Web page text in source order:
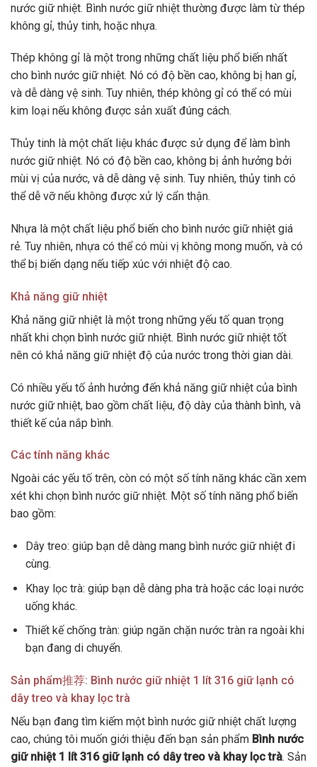
nước giữ nhiệt. Bình nước giữ nhiệt thường được làm từ thép
không gỉ, thủy tinh, hoặc nhựa.
Thép không gỉ là một trong những chất liệu phổ biến nhất
cho bình nước giữ nhiệt. Nó có độ bền cao, không bị han gỉ,
và dễ dàng vệ sinh. Tuy nhiên, thép không gỉ có thể có mùi
kim loại nếu không được sản xuất đúng cách.
Thủy tinh là một chất liệu khác được sử dụng để làm bình
nước giữ nhiệt. Nó có độ bền cao, không bị ảnh hưởng bởi
mùi vị của nước, và dễ dàng vệ sinh. Tuy nhiên, thủy tinh có
thể dễ vỡ nếu không được xử lý cẩn thận.
Nhựa là một chất liệu phổ biến cho bình nước giữ nhiệt giá
rẻ. Tuy nhiên, nhựa có thể có mùi vị không mong muốn, và có
thể bị biến dạng nếu tiếp xúc với nhiệt độ cao.
Khả năng giữ nhiệt
Khả năng giữ nhiệt là một trong những yếu tố quan trọng
nhất khi chọn bình nước giữ nhiệt. Bình nước giữ nhiệt tốt
nên có khả năng giữ nhiệt độ của nước trong thời gian dài.
Có nhiều yếu tố ảnh hưởng đến khả năng giữ nhiệt của bình
nước giữ nhiệt, bao gồm chất liệu, độ dày của thành bình, và
thiết kế của nắp bình.
Các tính năng khác
Ngoài các yếu tố trên, còn có một số tính năng khác cần xem
xét khi chọn bình nước giữ nhiệt. Một số tính năng phổ biến
bao gồm:
Dây treo: giúp bạn dễ dàng mang bình nước giữ nhiệt đi
cùng.
Khay lọc trà: giúp bạn dễ dàng pha trà hoặc các loại nước
uống khác.
Thiết kế chống tràn: giúp ngăn chặn nước tràn ra ngoài khi
bạn đang di chuyển.
Sản phẩm推荐: Bình nước giữ nhiệt 1 lít 316 giữ lạnh có
dây treo và khay lọc trà
Nếu bạn đang tìm kiếm một bình nước giữ nhiệt chất lượng
cao, chúng tôi muốn giới thiệu đến bạn sản phẩm Bình nước
giữ nhiệt 1 lít 316 giữ lạnh có dây treo và khay lọc trà. Sản